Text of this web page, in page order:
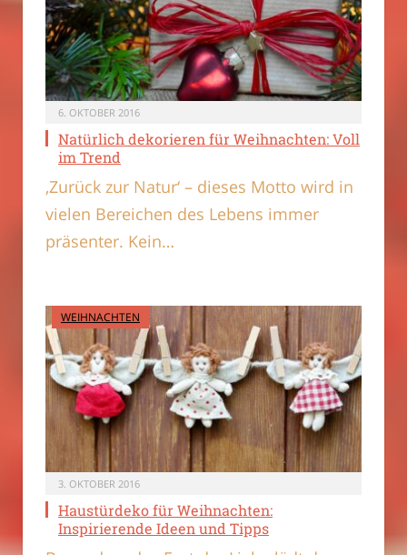
6. OKTOBER 2016
Natürlich dekorieren für Weihnachten: Voll
im Trend
‚Zurück zur Natur‘ – dieses Motto wird in
vielen Bereichen des Lebens immer
präsenter. Kein…
WEIHNACHTEN
3. OKTOBER 2016
Haustürdeko für Weihnachten:
Inspirierende Ideen und Tipps